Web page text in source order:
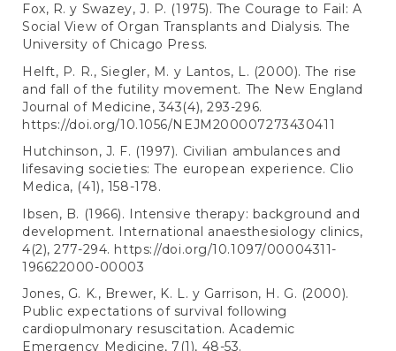
Fox, R. y Swazey, J. P. (1975). The Courage to Fail: A
Social View of Organ Transplants and Dialysis. The
University of Chicago Press.
Helft, P. R., Siegler, M. y Lantos, L. (2000). The rise
and fall of the futility movement. The New England
Journal of Medicine, 343(4), 293-296.
https://doi.org/10.1056/NEJM200007273430411
Hutchinson, J. F. (1997). Civilian ambulances and
lifesaving societies: The european experience. Clio
Medica, (41), 158-178.
Ibsen, B. (1966). Intensive therapy: background and
development. International anaesthesiology clinics,
4(2), 277-294. https://doi.org/10.1097/00004311-
196622000-00003
Jones, G. K., Brewer, K. L. y Garrison, H. G. (2000).
Public expectations of survival following
cardiopulmonary resuscitation. Academic
Emergency Medicine, 7(1), 48-53.